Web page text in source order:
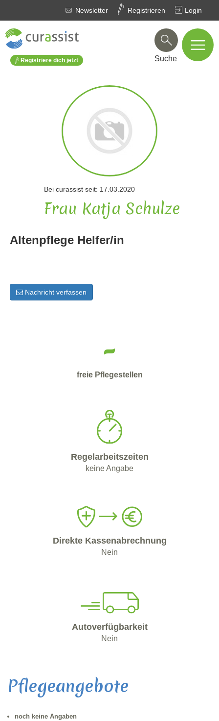
Login
Registrieren
Newsletter
Registriere dich jetzt Suche
Bei curassist seit: 17.03.2020
Frau Katja Schulze
Altenpflege Helfer/in
Nachricht verfassen
-
freie Pflegestellen
Regelarbeitszeiten
keine Angabe
Direkte Kassenabrechnung
Nein
Autoverfügbarkeit
Nein
Pflegeangebote
noch keine Angaben